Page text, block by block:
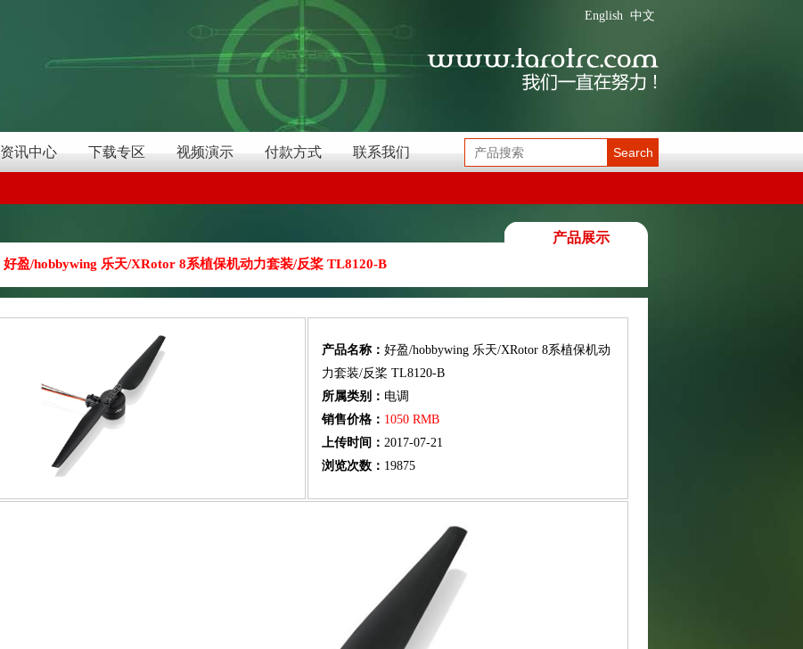
中文
English
资讯中心 下载专区 视频演示 付款方式 联系我们 Search
产品展示
好盈/hobbywing 乐天/XRotor 8系植保机动力套装/反桨 TL8120-B
产品名称： 好盈/hobbywing 乐天/XRotor 8系植保机动
力套装/反桨 TL8120-B
所属类别： 电调
销售价格： 1050 RMB
上传时间： 2017-07-21
浏览次数： 19875